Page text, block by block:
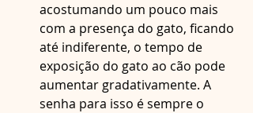
acostumando um pouco mais
com a presença do gato, ficando
até indiferente, o tempo de
exposição do gato ao cão pode
aumentar gradativamente. A
senha para isso é sempre o